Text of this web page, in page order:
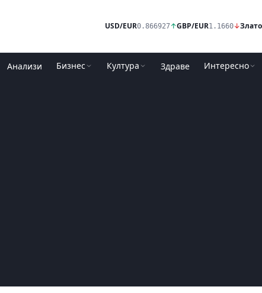
USD/EUR0.866927↑GBP/EUR1.1660↓Злато
Анализи Бизнес Култура Здраве Интересно